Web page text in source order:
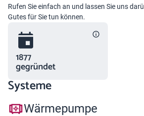
Rufen Sie einfach an und lassen Sie uns
Gutes für Sie tun können.
1877
gegründet
Systeme
Wärmepumpe